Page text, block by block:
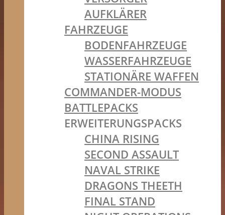
AUFKLÄRER
FAHRZEUGE
BODENFAHRZEUGE
WASSERFAHRZEUGE
STATIONÄRE WAFFEN
COMMANDER-MODUS
BATTLEPACKS
ERWEITERUNGSPACKS
CHINA RISING
SECOND ASSAULT
NAVAL STRIKE
DRAGONS THEETH
FINAL STAND